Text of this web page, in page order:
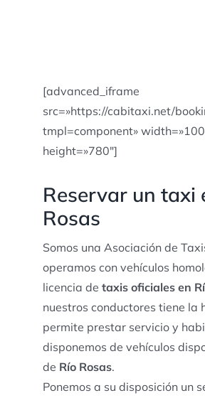
[advanced_iframe
src=»https://cabitaxi.net/
tmpl=component»
height=»780″]
Reservar un taxi
Rosas
Somos una Asociación de
operamos con vehículos
licencia de taxis oficiales en
nuestros conductores tiene la
permite prestar servicio y
disponemos de vehículos
de Río Rosas.
Ponemos a su disposición un